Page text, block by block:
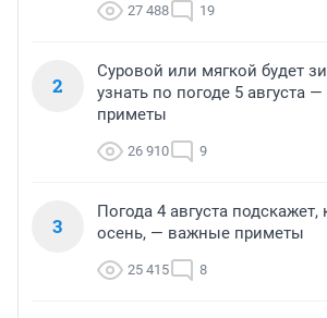
27 488 19
2
Суровой или мягкой будет
узнать по погоде 5 августа
приметы
26 910 9
3
Погода 4 августа подскажет,
осень, — важные приметы
25 415 8